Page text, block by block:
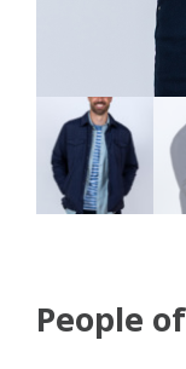
People